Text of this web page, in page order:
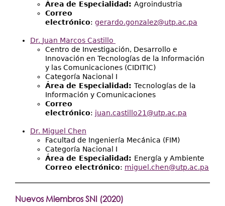
Área de Especialidad: Agroindustria
Correo
electrónico: gerardo.gonzalez@utp.ac.pa
Dr. Juan Marcos Castillo
Centro de Investigación, Desarrollo e
Innovación en Tecnologías de la Información
y las Comunicaciones (CIDITIC)
Categoría Nacional I
Área de Especialidad: Tecnologías de la
Información y Comunicaciones
Correo
electrónico: juan.castillo21@utp.ac.pa
Dr. Miguel Chen
Facultad de Ingeniería Mecánica (FIM)
Categoría Nacional I
Área de Especialidad: Energía y Ambiente
Correo electrónico: miguel.chen@utp.ac.pa
Nuevos Miembros SNI (2020)